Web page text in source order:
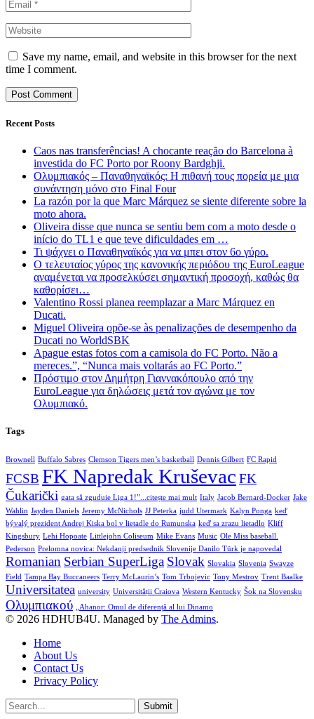
Save my name, email, and website in this browser for the next
time I comment.
Recent Posts
Caos nas transferências! A chocante reação do Barcelona à
investida do FC Porto por Roony Bardghji.
Ολυμπιακός – Παναθηναϊκός: Η πιθανή τους πορεία με μια
συνάντηση μόνο στο Final Four
La razón por la que Marc Márquez se siente diferente sobre la
moto ahora.
Oliveira disse que nunca se sentiu bem com a moto desde o
início do TL1 e que teve dificuldades em …
Τι ψάχνει ο Παναθηναϊκός για να μπει στον 6ο γύρο.
Ο τελευταίος γύρος της κανονικής περιόδου της EuroLeague
αναμένεται να προσελκύσει σημαντική προσοχή, καθώς θα
καθορίσει…
Valentino Rossi planea reemplazar a Marc Márquez en
Ducati.
Miguel Oliveira opõe-se às penalizações de desempenho da
Ducati no WorldSBK
Apague estas fotos com a camisola do FC Porto. Não a
mereces.”, “Nunca mais voltarás ao FC Porto.”
Πρόστιμο στον Δημήτρη Γιαννακόπουλο από την
EuroLeague για δηλώσεις μετά τον αγώνα με τον
Ολυμπιακό.
Tags
Brownell Buffalo Sabres Clemson Tigers men’s basketball Dennis Gilbert FC Rapid
FCSB FK Napredak Kruševac FK
Čukarički gata să zguduie Liga 1!”...citește mai mult Italy Jacob Bernard-Docker Jake
Wahlin Jayden Daniels Jeremy McNichols JJ Peterka judd Utermark Kalyn Ponga keď
bývalý prezident Andrej Kiska bol v lietadle do Rumunska keď sa zrazu lietadlo Kliff
Kingsbury Lehi Hopoate Littlejohn Coliseum Mike Evans Music Ole Miss baseball.
Pederson Prelomna novica: Nekdanji predsednik Slovenije Danilo Türk je napovedal
Romanian Serbian SuperLiga Slovak Slovakia Slovenia Swayze
Field Tampa Bay Buccaneers Terry McLaurin’s Tom Trbojevic Tony Mestrov Trent Baalke
Universitatea university Universității Craiova Western Kentucky Šok na Slovensku
Ολυμπιακού „Ahanor: Omul de diferență al lui Dinamo
© 2026 HDHUB4U. Managed by The Admins.
Home
About Us
Contact Us
Privacy Policy
Submit